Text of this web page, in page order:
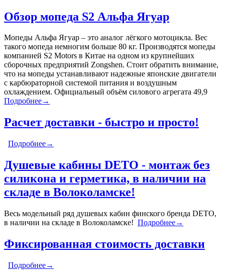
Обзор мопеда S2 Альфа Ягуар
Мопеды Альфа Ягуар – это аналог лёгкого мотоцикла. Вес
такого мопеда немногим больше 80 кг. Производятся мопеды
компанией S2 Motors в Китае на одном из крупнейших
сборочных предприятий Zongshen. Стоит обратить внимание,
что на мопеды устанавливают надежные японские двигатели
с карбюраторной системой питания и воздушным
охлаждением. Официальный объём силового агрегата 49,9
Подробнее→
Расчет доставки - быстро и просто!
Подробнее→
Душевые кабины DETO - монтаж без
силикона и герметика, в наличии на
складе в Волоколамске!
Весь модельный ряд душевых кабин финского бренда DETO,
в наличии на складе в Волоколамске! Подробнее→
Фиксированная стоимость доставки
Подробнее→